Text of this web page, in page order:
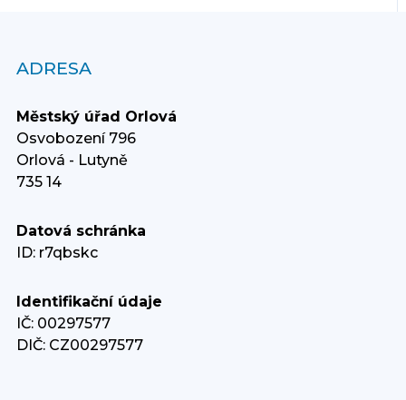
ADRESA
Městský úřad Orlová
Osvobození 796
Orlová - Lutyně
735 14
Datová schránka
ID: r7qbskc
Identifikační údaje
IČ: 00297577
DIČ: CZ00297577